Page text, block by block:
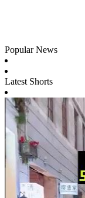
Popular News
Latest Shorts